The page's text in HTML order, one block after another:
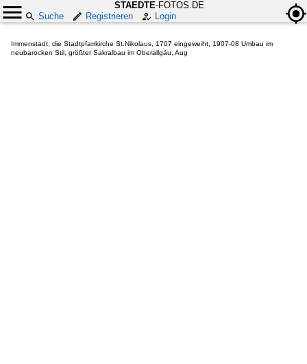
STAEDTE-FOTOS.DE
Suche
Registrieren Login
Immenstadt, die Stadtpfarrkirche St.Nikolaus, 1707 eingeweiht, 1907-08 Umbau im
neubarocken Stil, größter Sakralbau im Oberallgäu, Aug